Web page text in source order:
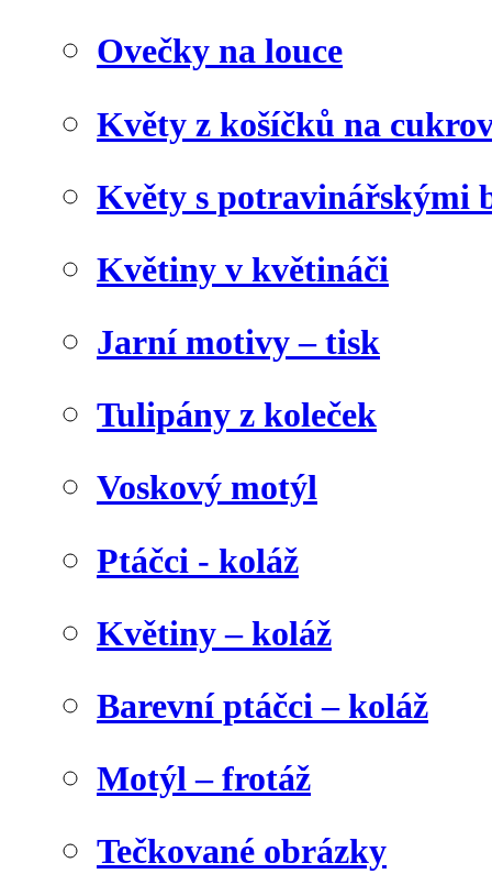
Ovečky na louce
Květy z košíčků na
Květy s potravinářskými
Květiny v květináči
Jarní motivy – tisk
Tulipány z koleček
Voskový motýl
Ptáčci - koláž
Květiny – koláž
Barevní ptáčci – koláž
Motýl – frotáž
Tečkované obrázky